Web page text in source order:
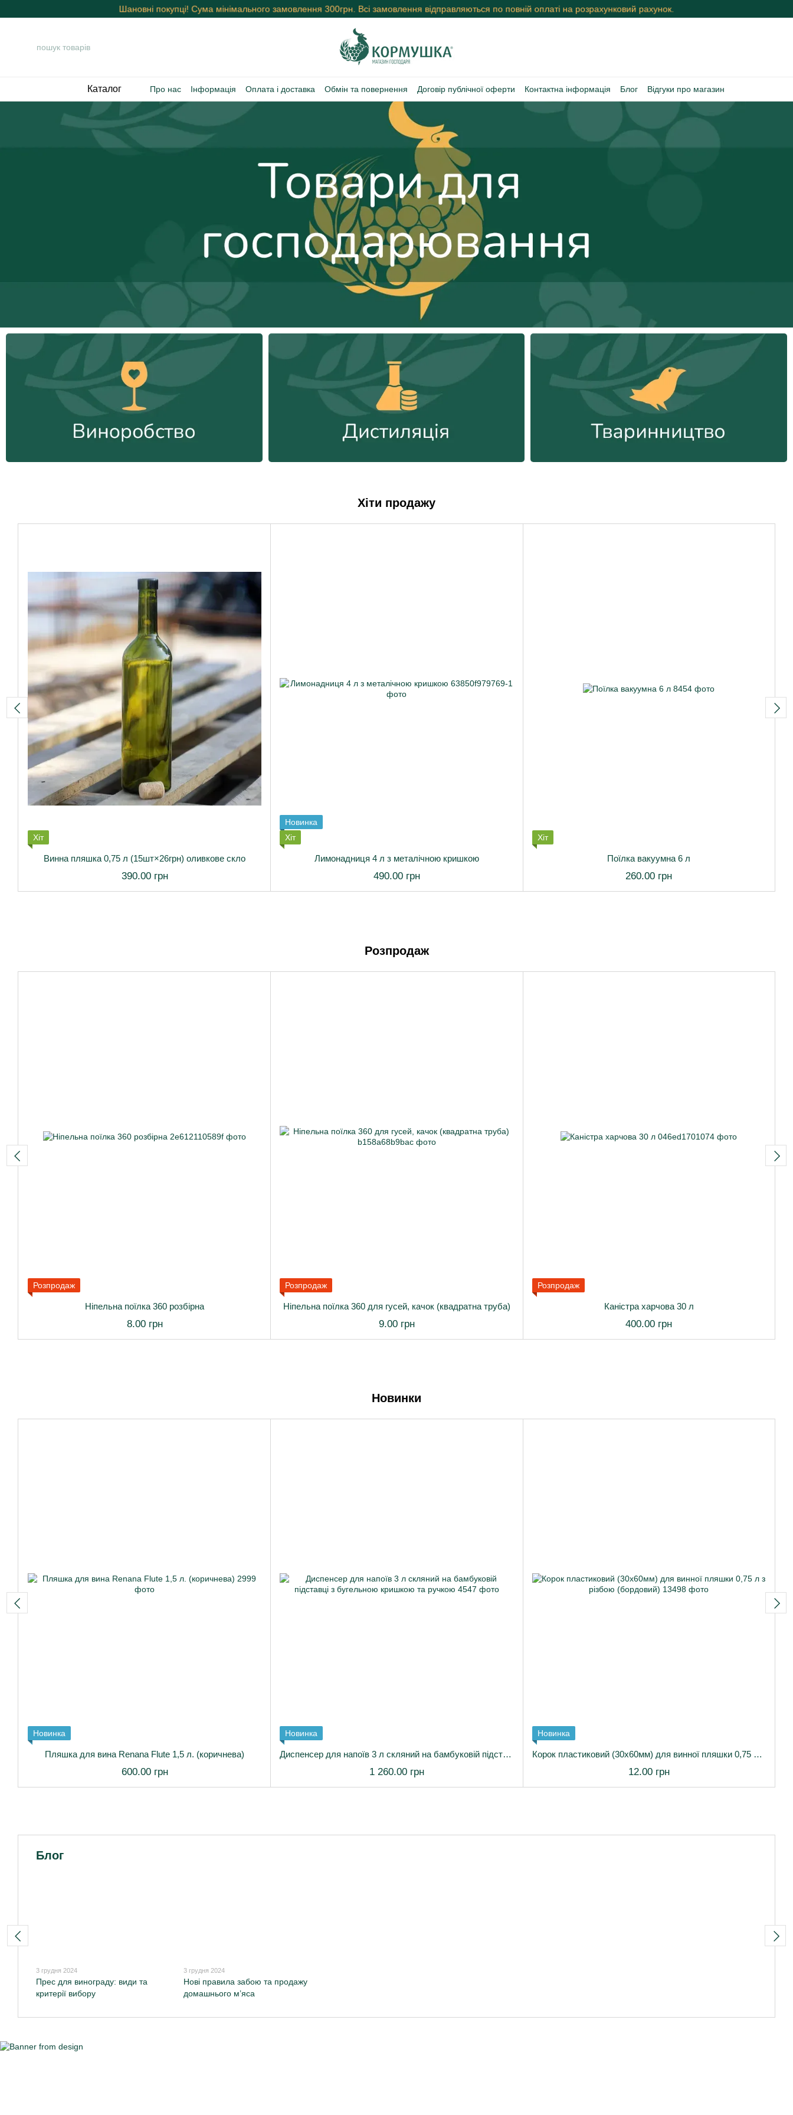
Перейти к основному контентуШановні покупці! Сума мінімального замовлення 300грн. Всі замовлення відправляються по повній оплаті на розрахунковий рахунок.
Каталог Про нас Інформація Оплата і доставка Обмін та повернення Договір публічної оферти Контактна інформація Блог Відгуки про магазин
Хіти продажу
Хіт
Винна пляшка 0,75 л (15шт×26грн) оливкове скло
390.00 грн
Новинка
Хіт
Лимонадниця 4 л з металічною кришкою
490.00 грн
Хіт
Поїлка вакуумна 6 л
260.00 грн
Розпродаж
Розпродаж
Ніпельна поїлка 360 розбірна
8.00 грн
Розпродаж
Ніпельна поїлка 360 для гусей, качок (квадратна труба)
9.00 грн
Розпродаж
Каністра харчова 30 л
400.00 грн
Новинки
Новинка
Пляшка для вина Renana Flute 1,5 л. (коричнева)
600.00 грн
Новинка
Диспенсер для напоїв 3 л скляний на бамбуковій підставці з бугельною кришкою та ручкою
1 260.00 грн
Новинка
Корок пластиковий (30х60мм) для винної пляшки 0,75 л з різбою (бордовий)
12.00 грн
Блог
3 грудня 2024
Прес для винограду: види та
критерії вибору
3 грудня 2024
Нові правила забою та продажу
домашнього м’яса